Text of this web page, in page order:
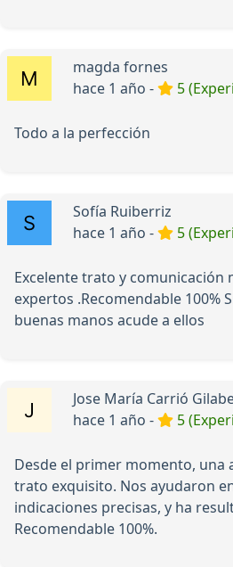
magda fornes
hace 1 año -
5
Todo a la perfección
Sofía Ruiberriz
hace 1 año -
5
Excelente trato y comunicación
expertos .Recomendable 100%
buenas manos acude a ellos
Jose María Carrió
hace 1 año -
5
Desde el primer momento, una
trato exquisito. Nos ayudaron
indicaciones precisas, y ha
Recomendable 100%.